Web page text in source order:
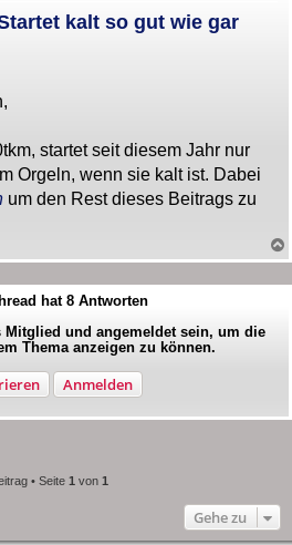
kalt so gut wie gar
startet seit diesem Jahr nur
Orgeln, wenn sie kalt ist. Dabei
um den Rest dieses Beitrags zu
hat8Antworten
Mitglied und angemeldet sein, um die
Thema anzeigen zu können.
Anmelden
• Seite 1 von 1
Gehe zu